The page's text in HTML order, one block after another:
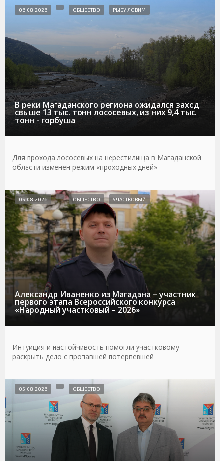
В реки Магаданского региона ожидался заход
свыше 13 тыс. тонн лососевых, из них 9,4 тыс.
тонн - горбуша
06.08.2026 ОБЩЕСТВО РЫБУ ЛОВИМ
Для прохода лососевых на нерестилища в Магаданской
области изменен режим «проходных дней»
Александр Иваненко из Магадана – участник
первого этапа Всероссийского конкурса
«Народный участковый – 2026»
05.08.2026 ОБЩЕСТВО УЧАСТКОВЫЙ
Интуиция и настойчивость помогли участковому
раскрыть дело с пропавшей потерпевшей
05.08.2026 ОБЩЕСТВО